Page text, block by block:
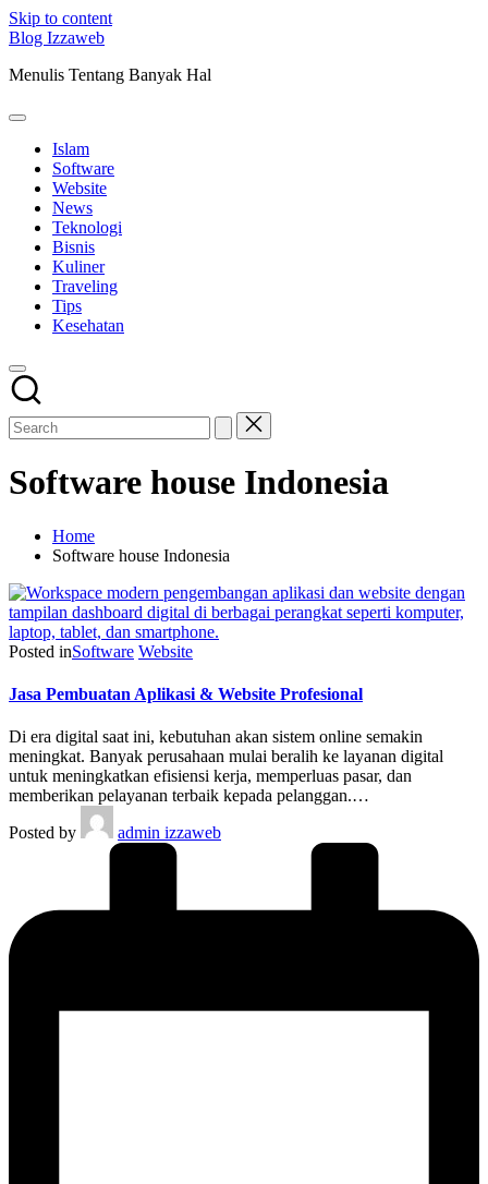
Skip to content
Blog Izzaweb
Menulis Tentang Banyak Hal
Islam
Software
Website
News
Teknologi
Bisnis
Kuliner
Traveling
Tips
Kesehatan
Software house Indonesia
Home
Software house Indonesia
Posted inSoftware Website
Jasa Pembuatan Aplikasi & Website Profesional
Di era digital saat ini, kebutuhan akan sistem online semakin
meningkat. Banyak perusahaan mulai beralih ke layanan digital
untuk meningkatkan efisiensi kerja, memperluas pasar, dan
memberikan pelayanan terbaik kepada pelanggan.…
Posted by
admin izzaweb